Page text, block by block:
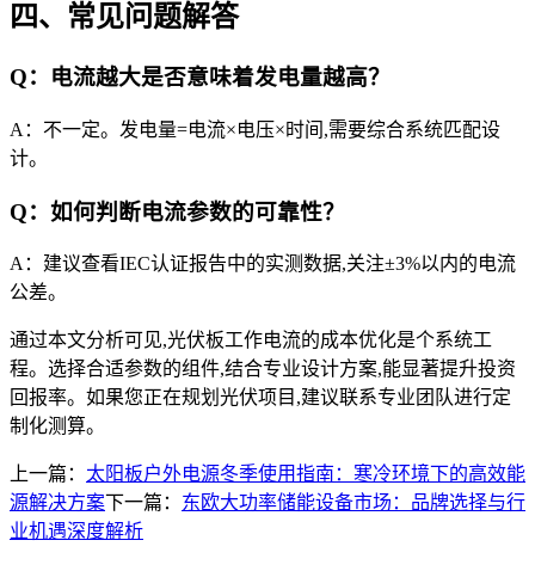
四、常见问题解答
Q：电流越大是否意味着发电量越高？
A：不一定。发电量=电流×电压×时间,需要综合系统匹配设
计。
Q：如何判断电流参数的可靠性？
A：建议查看IEC认证报告中的实测数据,关注±3%以内的电流
公差。
通过本文分析可见,光伏板工作电流的成本优化是个系统工
程。选择合适参数的组件,结合专业设计方案,能显著提升投资
回报率。如果您正在规划光伏项目,建议联系专业团队进行定
制化测算。
上一篇： 太阳板户外电源冬季使用指南：寒冷环境下的高效能
源解决方案下一篇： 东欧大功率储能设备市场：品牌选择与行
业机遇深度解析